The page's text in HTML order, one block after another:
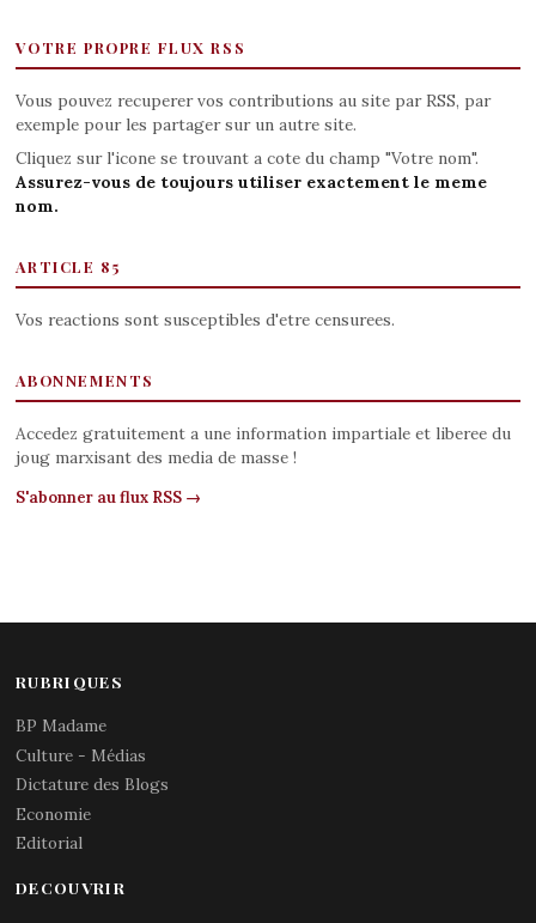
VOTRE PROPRE FLUX RSS
Vous pouvez recuperer vos contributions au site par RSS, par
exemple pour les partager sur un autre site.
Cliquez sur l'icone se trouvant a cote du champ "Votre nom".
Assurez-vous de toujours utiliser exactement le meme
nom.
ARTICLE 85
Vos reactions sont susceptibles d'etre censurees.
ABONNEMENTS
Accedez gratuitement a une information impartiale et liberee du
joug marxisant des media de masse !
S'abonner au flux RSS →
RUBRIQUES
BP Madame
Culture - Médias
Dictature des Blogs
Economie
Editorial
DECOUVRIR